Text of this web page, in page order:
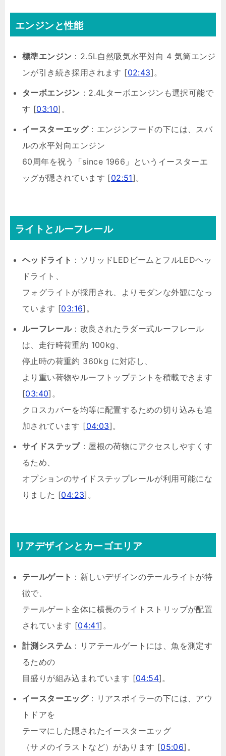
エンジンと性能
標準エンジン ：2.5L自然吸気水平対向 4 気筒エンジ
ンが引き続き採用されます [02:43]。
ターボエンジン ：2.4Lターボエンジンも選択可能で
す [03:10]。
イースターエッグ：エンジンフードの下には、スバ
ルの水平対向エンジン
60周年を祝う「since 1966」というイースターエ
ッグが隠されています [02:51]。
ライトとルーフレール
ヘッドライト ：ソリッドLEDビームとフルLEDヘッ
ドライト、
フォグライトが採用され、よりモダンな外観になっ
ています [03:16]。
ルーフレール：改良されたラダー式ルーフレール
は、走行時荷重約 100kg、
停止時の荷重約 360kg に対応し、
より重い荷物やルーフトップテントを積載できます
[03:40]。
クロスカバーを均等に配置するための切り込みも追
加されています [04:03]。
サイドステップ：屋根の荷物にアクセスしやすくす
るため、
オプションのサイドステップレールが利用可能にな
りました [04:23]。
リアデザインとカーゴエリア
テールゲート ：新しいデザインのテールライトが特
徴で、
テールゲート全体に横長のライトストリップが配置
されています [04:41]。
計測システム ：リアテールゲートには、魚を測定す
るための
目盛りが組み込まれています [04:54]。
イースターエッグ：リアスポイラーの下には、アウ
トドアを
テーマにした隠されたイースターエッグ
（サメのイラストなど）があります [05:06]。